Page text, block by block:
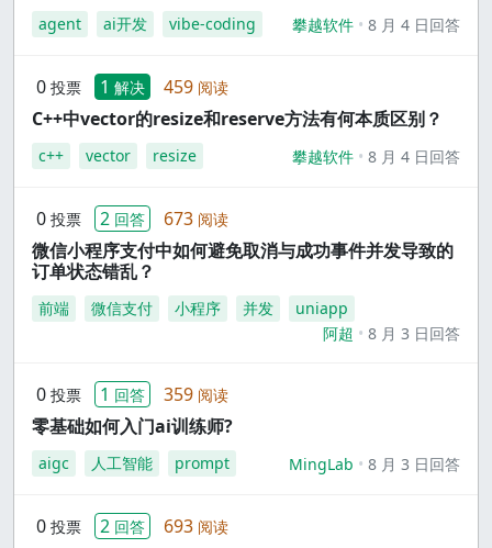
agent ai开发 vibe-coding 攀越软件 8 月 4 日回答
0 投票 1 解决 459 阅读
C++中vector的resize和reserve方法有何本质区别？
c++ vector resize 攀越软件 8 月 4 日回答
0 投票 2 回答 673 阅读
微信小程序支付中如何避免取消与成功事件并发导致的
订单状态错乱？
前端 微信支付 小程序 并发
uniapp
阿超
8 月 3 日回答
0 投票 1 回答 359 阅读
零基础如何入门ai训练师?
aigc 人工智能 prompt MingLab 8 月 3 日回答
0 投票 2 回答 693 阅读